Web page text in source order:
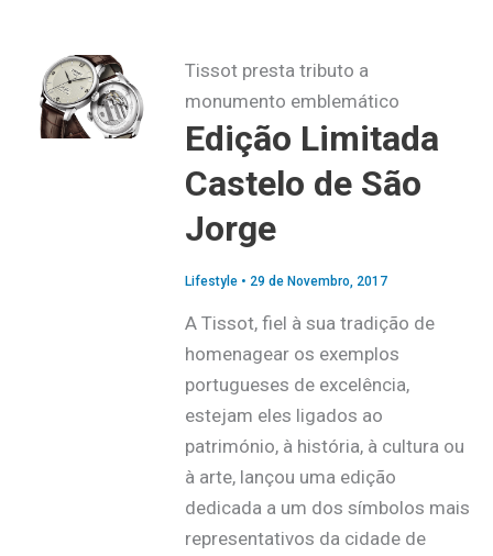
Tissot presta tributo a
monumento emblemático
Edição Limitada
Castelo de São
Jorge
Lifestyle• 29 de Novembro, 2017
A Tissot, fiel à sua tradição de
homenagear os exemplos
portugueses de excelência,
estejam eles ligados ao
património, à história, à cultura ou
à arte, lançou uma edição
dedicada a um dos símbolos mais
representativos da cidade de